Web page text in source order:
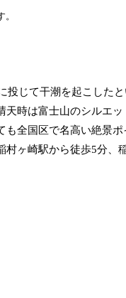
投じて干潮を起こした
時は富士山のシルエ
も全国区で名高い絶景
ヶ崎駅から徒歩5分、